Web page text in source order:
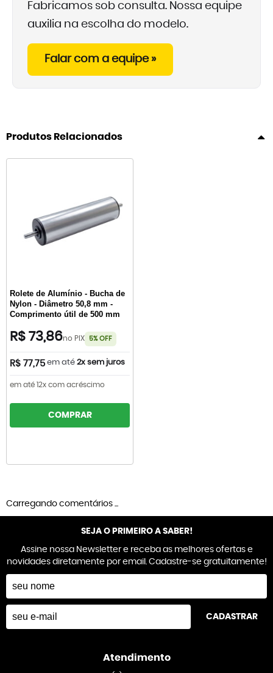
Fabricamos sob consulta. Nossa equipe
auxilia na escolha do modelo.
Falar com a equipe »
Produtos Relacionados
Rolete de Alumínio - Bucha de
Nylon - Diâmetro 50,8 mm -
Comprimento útil de 500 mm
R$ 73,86no PIX 5% OFF
R$ 77,75 em até 2x sem juros
em até 12x com acréscimo
COMPRAR
Carregando comentários ...
SEJA O PRIMEIRO A SABER!
Assine nossa Newsletter e receba as melhores ofertas e
novidades diretamente por email. Cadastre-se gratuitamente!
CADASTRAR
Atendimento